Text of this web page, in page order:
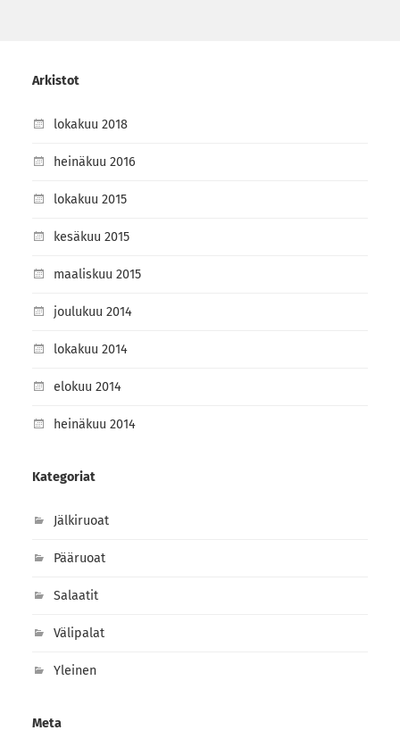
Arkistot
lokakuu 2018
heinäkuu 2016
lokakuu 2015
kesäkuu 2015
maaliskuu 2015
joulukuu 2014
lokakuu 2014
elokuu 2014
heinäkuu 2014
Kategoriat
Jälkiruoat
Pääruoat
Salaatit
Välipalat
Yleinen
Meta